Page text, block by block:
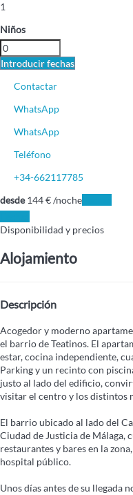
1
Niños
Introducir fechas
Contactar
WhatsApp
WhatsApp
Teléfono
+34-662117785
desde144€/noche
Disponibilidad y precios
Alojamiento
Descripción
Acogedor y moderno
el barrio de Teatinos. El
estar, cocina independiente,
Parking y un recinto con
justo al lado del edificio,
visitar el centro y los distintos
El barrio ubicado al lado del
Ciudad de Justicia de Málaga,
restaurantes y bares en la
hospital público.
Unos días antes de su llegada